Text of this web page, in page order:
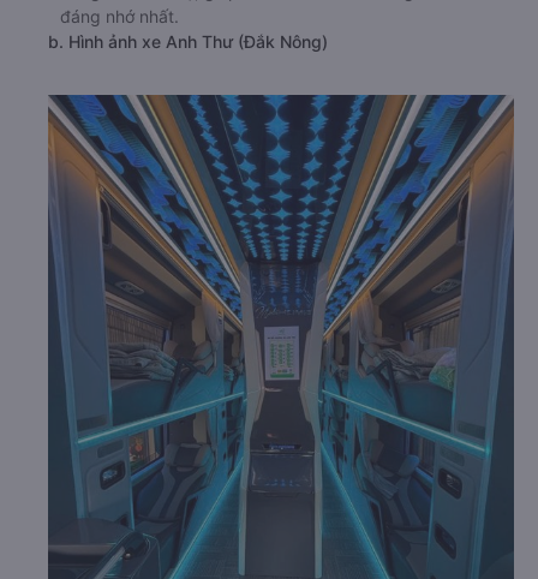
đáng nhớ nhất.
b. Hình ảnh xe Anh Thư (Đắk Nông)